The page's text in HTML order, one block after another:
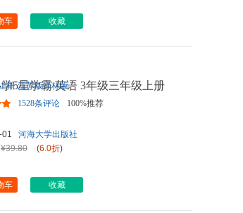
车 收藏
5星学霸 英语 3年级三年级上册
林版
1528条评论 100%推荐
01
河海大学出版社
¥39.80 (6.0折)
车 收藏